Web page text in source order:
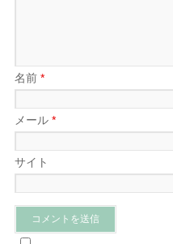
名前*
メール*
サイト